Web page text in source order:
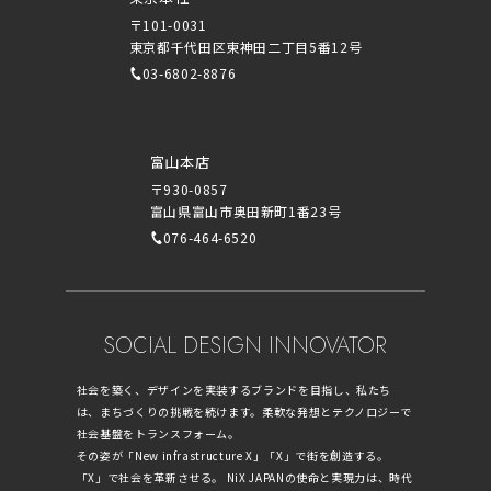
〒101-0031
東京都千代田区東神田二丁目5番12号
03-6802-8876
富山本店
〒930-0857
富山県富山市奥田新町1番23号
076-464-6520
SOCIAL DESIGN INNOVATOR
社会を築く、デザインを実装するブランドを目指し、私たち
は、まちづくりの挑戦を続けます。柔軟な発想とテクノロジーで
社会基盤をトランスフォーム。
その姿が「New infrastructure X」「X」で街を創造する。
「X」で社会を革新させる。 NiX JAPANの使命と実現力は、時代